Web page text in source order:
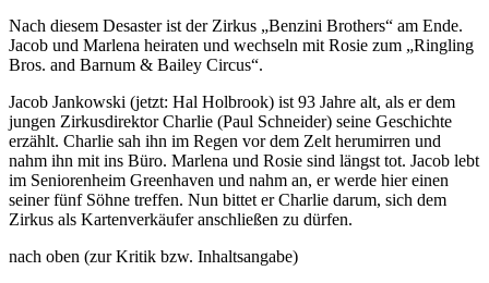
Nach diesem Desaster ist der Zirkus „Benzini Brothers“ am Ende.
Jacob und Marlena heiraten und wechseln mit Rosie zum „Ringling
Bros. and Barnum & Bailey Circus“.
Jacob Jankowski (jetzt: Hal Holbrook) ist 93 Jahre alt, als er dem
jungen Zirkusdirektor Charlie (Paul Schneider) seine Geschichte
erzählt. Charlie sah ihn im Regen vor dem Zelt herumirren und
nahm ihn mit ins Büro. Marlena und Rosie sind längst tot. Jacob lebt
im Seniorenheim Greenhaven und nahm an, er werde hier einen
seiner fünf Söhne treffen. Nun bittet er Charlie darum, sich dem
Zirkus als Kartenverkäufer anschließen zu dürfen.
nach oben (zur Kritik bzw. Inhaltsangabe)